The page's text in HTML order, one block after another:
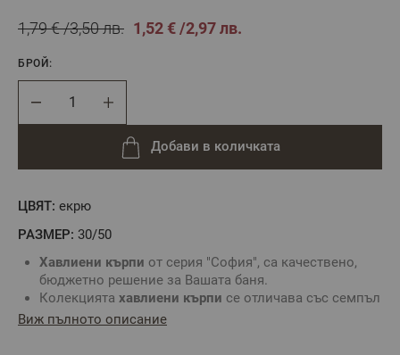
1,79 € 3,50 лв. 1,52 € 2,97 лв.
ЦВЯТ: екрю
РАЗМЕР: 30/50
Хавлиени кърпи от серия "София", са качествено,
бюджетно решение за Вашата баня.
Колекцията хавлиени кърпи се отличава със семпъл
и модерен дизайн и до 30% по-голяма
Виж пълното описание
БРОЙ:
Добави в количката